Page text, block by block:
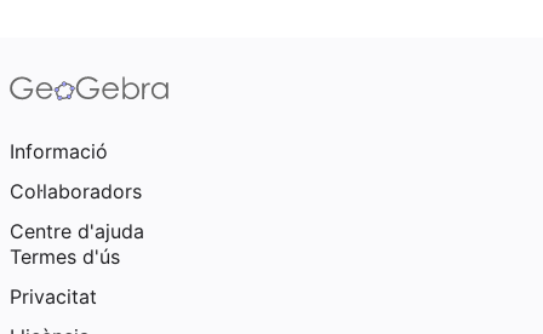
Informació
Col·laboradors
Centre d'ajuda
Termes d'ús
Privacitat